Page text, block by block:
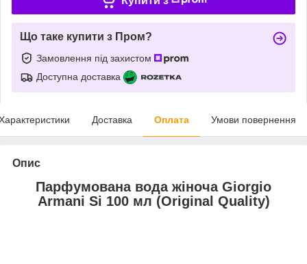
Що таке купити з Пром?
Замовлення під захистом
Доступна доставка
Доставка Оплата Умови повернення
Опис
Парфумована вода жіноча Giorgio
Armani Si 100 мл (Original Quality)